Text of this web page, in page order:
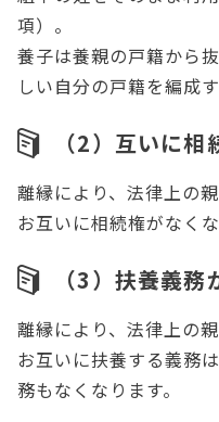
項）。
養子は養親の戸籍から
しい自分の戸籍を編成
（2）互いに
離縁により、法律上の
お互いに相続権がなくな
（3）扶養義務
離縁により、法律上の
お互いに扶養する義務
務もなくなります。